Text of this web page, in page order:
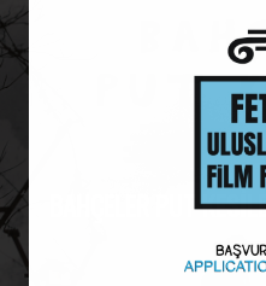
BAHÇELER PUT